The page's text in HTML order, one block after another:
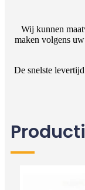
Wij kunnen
maken volgens
De snelste